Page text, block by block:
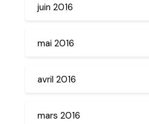
juin 2016
mai 2016
avril 2016
mars 2016